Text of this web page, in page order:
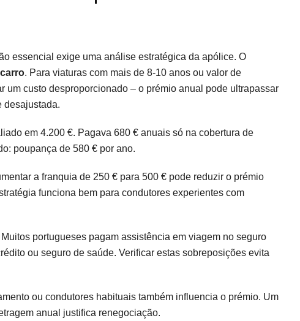
essencial exige uma análise estratégica da apólice. O
. Para viaturas com mais de 8-10 anos ou valor de
um custo desproporcionado – o prémio anual pode ultrapassar
desajustada.
em 4.200 €. Pagava 680 € anuais só na cobertura de
poupança de 580 € por ano.
a franquia de 250 € para 500 € pode reduzir o prémio
funciona bem para condutores experientes com
portugueses pagam assistência em viagem no seguro
ou seguro de saúde. Verificar estas sobreposições evita
ou condutores habituais também influencia o prémio. Um
anual justifica renegociação.